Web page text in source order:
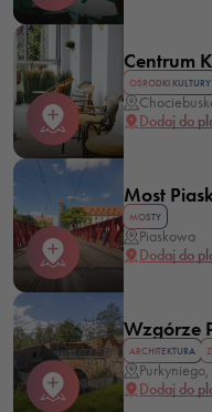
Centrum
OŚRODKI KULTURY
Dodaj do
Most
MOSTY
Piaskowa
Dodaj do
Wzgórze
ARCHITEKTURA
Dodaj do